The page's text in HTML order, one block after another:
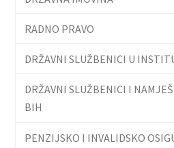
RADNO PRAVO
DRŽAVNI SLUŽBENICI U
DRŽAVNI SLUŽBENICI I
BIH
PENZIJSKO I INVALIDSKO